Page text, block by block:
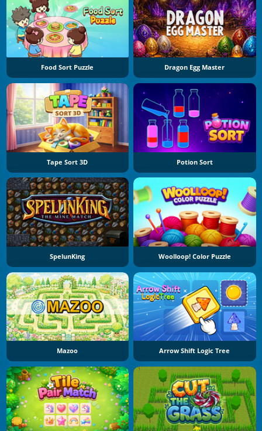
Food Sort Puzzle Dragon Egg Master
Tape Sort 3D Potion Sort
SpelunKing Woolloop! Color Puzzle
Mazoo Arrow Shift Logic Tree